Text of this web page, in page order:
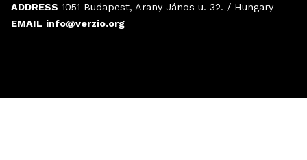
ADDRESS 1051 Budapest, Arany János u. 32. / Hungary
EMAIL info@verzio.org